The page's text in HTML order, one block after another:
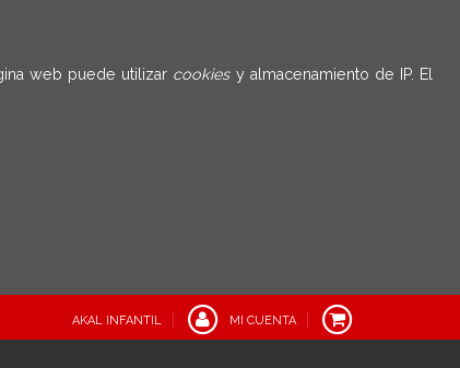
web puede utilizar cookies y almacenamiento de IP. El
AKAL INFANTIL MI CUENTA